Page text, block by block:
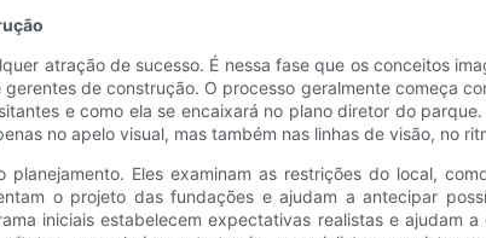
atração de sucesso. É nessa fase que os conceitos
de construção. O processo geralmente começa
e como ela se encaixará no plano diretor do
no apelo visual, mas também nas linhas de visão, no
Eles examinam as restrições do local,
o projeto das fundações e ajudam a antecipar
iniciais estabelecem expectativas realistas e ajudam